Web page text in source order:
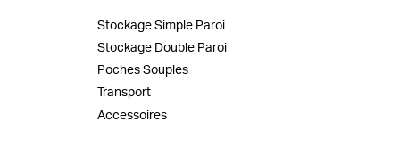
Stockage Simple Paroi
Stockage Double Paroi
Poches Souples
Transport
Accessoires